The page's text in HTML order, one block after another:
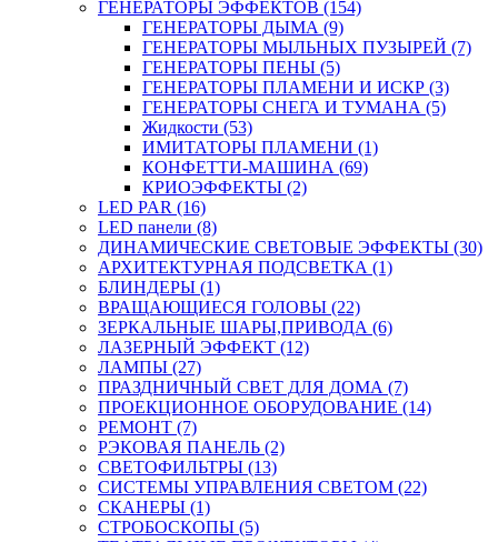
ГЕНЕРАТОРЫ ЭФФЕКТОВ (154)
ГЕНЕРАТОРЫ ДЫМА (9)
ГЕНЕРАТОРЫ МЫЛЬНЫХ ПУЗЫРЕЙ (7)
ГЕНЕРАТОРЫ ПЕНЫ (5)
ГЕНЕРАТОРЫ ПЛАМЕНИ И ИСКР (3)
ГЕНЕРАТОРЫ СНЕГА И ТУМАНА (5)
Жидкости (53)
ИМИТАТОРЫ ПЛАМЕНИ (1)
КОНФЕТТИ-МАШИНА (69)
КРИОЭФФЕКТЫ (2)
LED PAR (16)
LED панели (8)
ДИНАМИЧЕСКИЕ СВЕТОВЫЕ ЭФФЕКТЫ (30)
АРХИТЕКТУРНАЯ ПОДСВЕТКА (1)
БЛИНДЕРЫ (1)
ВРАЩАЮЩИЕСЯ ГОЛОВЫ (22)
ЗЕРКАЛЬНЫЕ ШАРЫ,ПРИВОДА (6)
ЛАЗЕРНЫЙ ЭФФЕКТ (12)
ЛАМПЫ (27)
ПРАЗДНИЧНЫЙ СВЕТ ДЛЯ ДОМА (7)
ПРОЕКЦИОННОЕ ОБОРУДОВАНИЕ (14)
РЕМОНТ (7)
РЭКОВАЯ ПАНЕЛЬ (2)
СВЕТОФИЛЬТРЫ (13)
СИСТЕМЫ УПРАВЛЕНИЯ СВЕТОМ (22)
СКАНЕРЫ (1)
СТРОБОСКОПЫ (5)